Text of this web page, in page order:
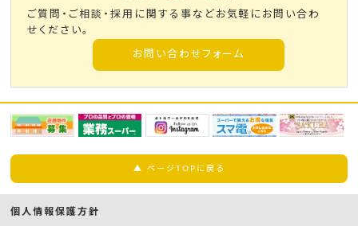
ご質問・ご相談・採用に関する事などお気軽にお問い合わ
せください。
お問い合わせフォーム
▲ ページTOPに戻る
個人情報保護方針